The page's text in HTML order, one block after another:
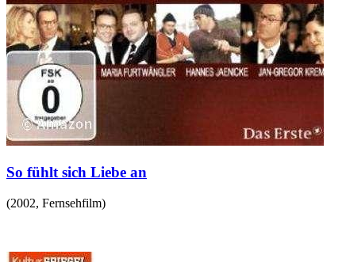
So fühlt sich Liebe an
(2002, Fernsehfilm)